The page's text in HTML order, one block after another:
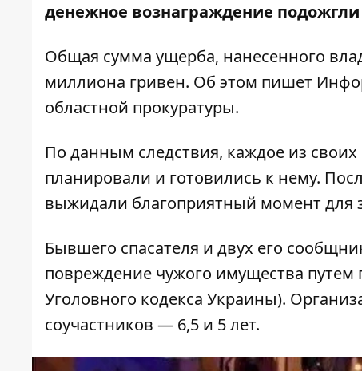
денежное вознаграждение
Общая сумма ущерба, нанесенного
миллиона гривен. Об этом пишет
областной прокуратуры.
По данным следствия, каждое из
планировали и готовились к нему.
выжидали благоприятный момент для
Бывшего спасателя и двух его
повреждение чужого имущества путем
Уголовного кодекса Украины).
соучастников — 6,5 и 5 лет.